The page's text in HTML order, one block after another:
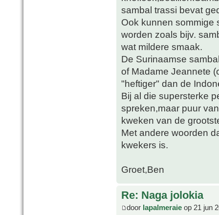
sambal trassi bevat
Ook kunnen sommige
worden zoals bijv.
wat mildere smaak.
De Surinaamse
of Madame Jeannete
"heftiger" dan de
Bij al die supersterke
spreken,maar puur
kweken van de
Met andere woorden
kwekers is.
Groet,Ben
Re: Naga jolokia
door lapalmeraie op 21 jun